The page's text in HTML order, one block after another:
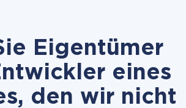
Eigentümer
eines
den wir nicht